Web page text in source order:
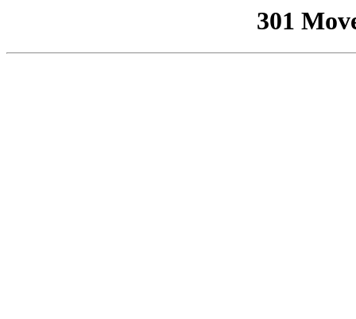
301